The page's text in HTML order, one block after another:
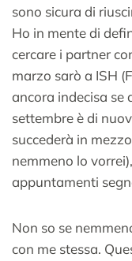
sono sicura di
Ho in mente di
cercare i partner
marzo sarò a ISH
ancora indecisa se
settembre è di
succederà in
nemmeno lo
appuntamenti
Non so se
con me stessa.